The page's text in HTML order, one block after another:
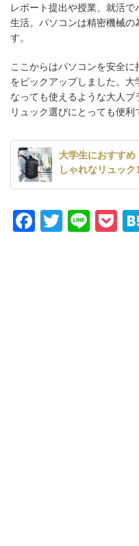
レポート提出や授業、就活
生活。パソコンは精密機械
す。
ここからはパソコンを安全
をピックアップしました。
なっても使えるような大人
リュック選びにとっても便利
大学生におすす
しゃれなリュッ
Facebook
Twitter
Line